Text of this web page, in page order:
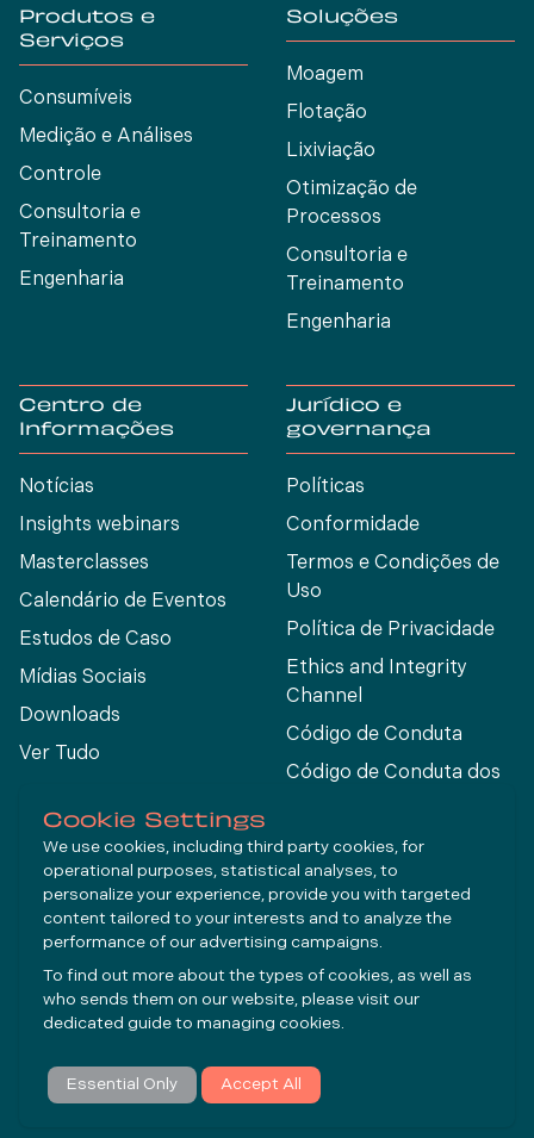
Produtos e
Serviços
Consumíveis
Medição e Análises
Controle
Consultoria e
Treinamento
Engenharia
Soluções
Moagem
Flotação
Lixiviação
Otimização de
Processos
Consultoria e
Treinamento
Engenharia
Centro de
Informações
Notícias
Insights webinars
Masterclasses
Calendário de Eventos
Estudos de Caso
Mídias Sociais
Downloads
Ver Tudo
Jurídico e
governança
Políticas
Conformidade
Termos e Condições de
Uso
Política de Privacidade
Ethics and Integrity
Channel
Código de Conduta
Código de Conduta dos
Connect
LinkedIn
YouTube
Inscrever-se
© Molycop 2026 - aTegacompany
Cookie Settings
We use cookies, including third party cookies, for
operational purposes, statistical analyses, to
personalize your experience, provide you with targeted
content tailored to your interests and to analyze the
performance of our advertising campaigns.
To find out more about the types of cookies, as well as
who sends them on our website, please visit our
dedicated guide to managing cookies.
Essential Only Accept All